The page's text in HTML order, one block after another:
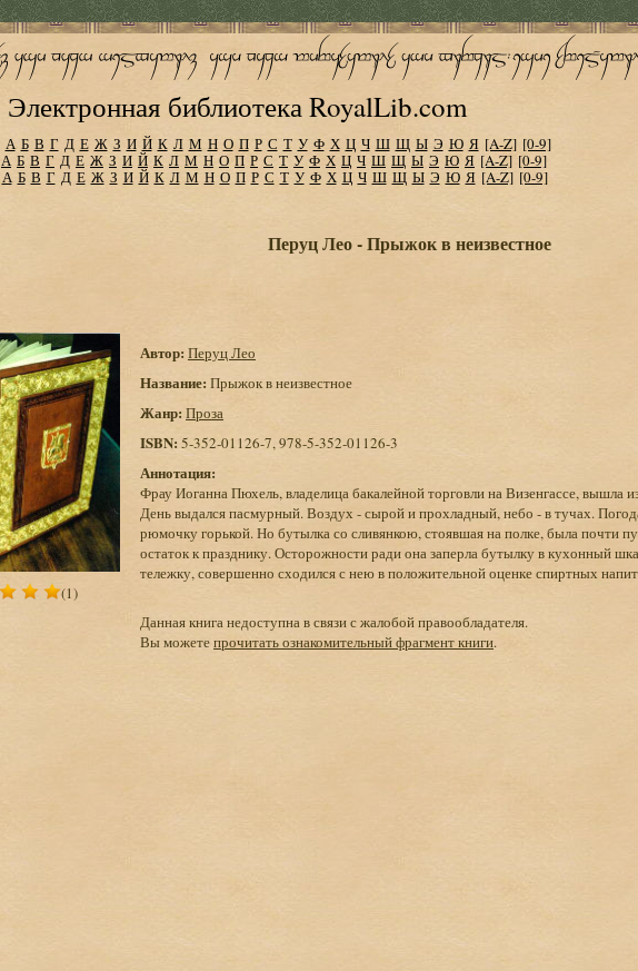
Электронная библиотека RoyalLib.com
А Б В Г Д Е Ж З И Й К Л М Н О П Р С Т У Ф Х Ц Ч Ш Щ Ы Э Ю Я [A-Z] [0-9]
А Б В Г Д Е Ж З И Й К Л М Н О П Р С Т У Ф Х Ц Ч Ш Щ Ы Э Ю Я [A-Z] [0-9]
А Б В Г Д Е Ж З И Й К Л М Н О П Р С Т У Ф Х Ц Ч Ш Щ Ы Э Ю Я [A-Z] [0-9]
Перуц Лео - Прыжок в неизвестное
(1)
Автор: Перуц Лео
Название: Прыжок в неизвестное
Жанр: Проза
ISBN: 5-352-01126-7, 978-5-352-01126-3
Аннотация:
Фрау Иоганна Пюхель, владелица бакалейной торговли на Визенгассе, вышла
День выдался пасмурный. Воздух - сырой и прохладный, небо - в тучах.
рюмочку горькой. Но бутылка со сливянкою, стоявшая на полке, была почти
остаток к празднику. Осторожности ради она заперла бутылку в кухонный
тележку, совершенно сходился с нею в положительной оценке спиртных
Данная книга недоступна в связи с жалобой правообладателя.
Вы можетепрочитать ознакомительный фрагмент книги.